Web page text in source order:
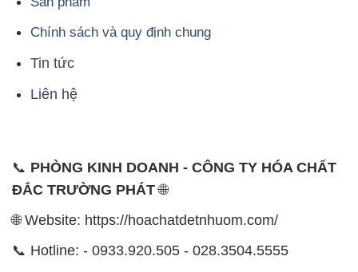
Chính sách và quy định chung
Tin tức
Liên hệ
📞 PHÒNG KINH DOANH - CÔNG TY HÓA CHẤT
ĐẮC TRƯỜNG PHÁT🌐
🌐 Website: https://hoachatdetnhuom.com/
📞 Hotline: - 0933.920.505 - 028.3504.5555